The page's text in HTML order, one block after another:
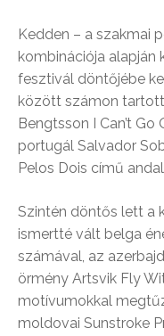
Kedden – a szakmai
kombinációja alapján
fesztivál döntőjébe
között számon
Bengtsson I Can’t
portugál Salvador
Pelos Dois című
Szintén döntős lett a
ismertté vált belga
számával, az
örmény Artsvik Fly
motívumokkal
moldovai Sunstroke